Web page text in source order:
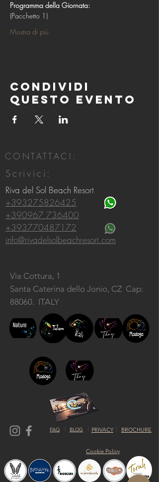
Programma della Giornata:
(Pacchetto 1)
Mostra di più
Condividi
questo evento
CONTATTACI:
Scrivici:
Riva del Sol Beach Resort
+393275826425
+390967 736400
+393770487172
info@rivadelsolbeachresort.com
Via Cottura, 1
Santa Caterina dello Jonio, CZ Cap:
88060. ITALY
FAQ BLOG PRIVACY BROCHURE
Cookie Policy